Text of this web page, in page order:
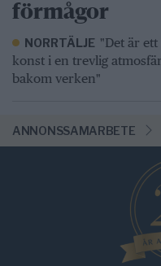
förmågor
NORRTÄLJE "Det är
konst i en trevlig
bakom verken"
ANNONSSAMARBETE